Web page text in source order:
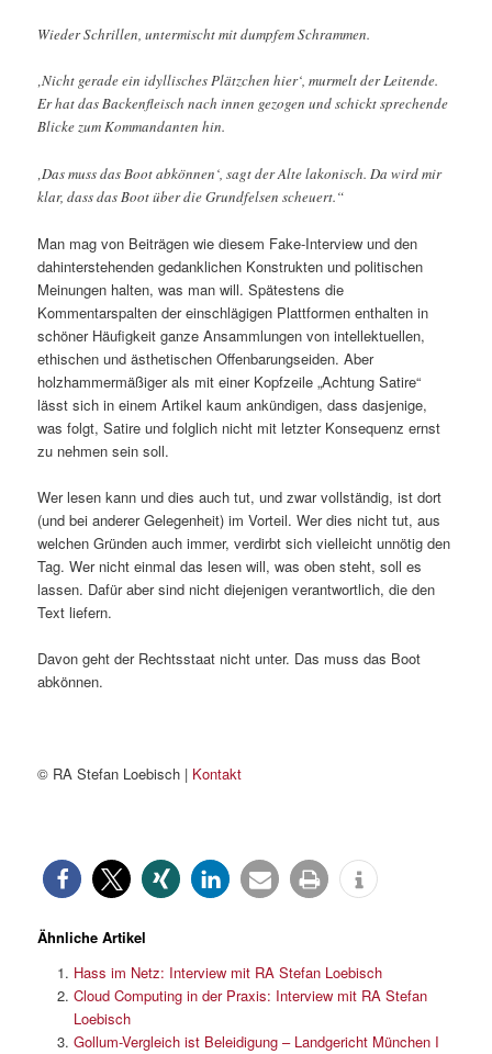
Wieder Schrillen, untermischt mit dumpfem Schrammen.
‚Nicht gerade ein idyllisches Plätzchen hier‘, murmelt der Leitende.
Er hat das Backenfleisch nach innen gezogen und schickt sprechende
Blicke zum Kommandanten hin.
‚Das muss das Boot abkönnen‘, sagt der Alte lakonisch. Da wird mir
klar, dass das Boot über die Grundfelsen scheuert.“
Man mag von Beiträgen wie diesem Fake-Interview und den
dahinterstehenden gedanklichen Konstrukten und politischen
Meinungen halten, was man will. Spätestens die
Kommentarspalten der einschlägigen Plattformen enthalten in
schöner Häufigkeit ganze Ansammlungen von intellektuellen,
ethischen und ästhetischen Offenbarungseiden. Aber
holzhammermäßiger als mit einer Kopfzeile „Achtung Satire“
lässt sich in einem Artikel kaum ankündigen, dass dasjenige,
was folgt, Satire und folglich nicht mit letzter Konsequenz ernst
zu nehmen sein soll.
Wer lesen kann und dies auch tut, und zwar vollständig, ist dort
(und bei anderer Gelegenheit) im Vorteil. Wer dies nicht tut, aus
welchen Gründen auch immer, verdirbt sich vielleicht unnötig den
Tag. Wer nicht einmal das lesen will, was oben steht, soll es
lassen. Dafür aber sind nicht diejenigen verantwortlich, die den
Text liefern.
Davon geht der Rechtsstaat nicht unter. Das muss das Boot
abkönnen.
© RA Stefan Loebisch | Kontakt
Ähnliche Artikel
Hass im Netz: Interview mit RA Stefan Loebisch
Cloud Computing in der Praxis: Interview mit RA Stefan
Loebisch
Gollum-Vergleich ist Beleidigung – Landgericht München I